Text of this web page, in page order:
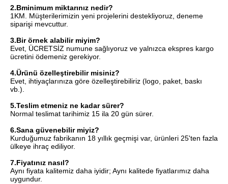
2.Bminimum miktarınız nedir?
1KM. Müşterilerimizin yeni projelerini destekliyoruz, deneme
siparişi mevcuttur.
3.Bir örnek alabilir miyim?
Evet, ÜCRETSİZ numune sağlıyoruz ve yalnızca ekspres kargo
ücretini ödemeniz gerekiyor.
4.Ürünü özelleştirebilir misiniz?
Evet, ihtiyaçlarınıza göre özelleştirebiliriz (logo, paket, baskı
vb.).
5.Teslim etmeniz ne kadar sürer?
Normal teslimat tarihimiz 15 ila 20 gün sürer.
6.Sana güvenebilir miyiz?
Kurduğumuz fabrikanın 18 yıllık geçmişi var, ürünleri 25'ten fazla
ülkeye ihraç ediliyor.
7.Fiyatınız nasıl?
Aynı fiyata kalitemiz daha iyidir; Aynı kalitede fiyatlarımız daha
uygundur.